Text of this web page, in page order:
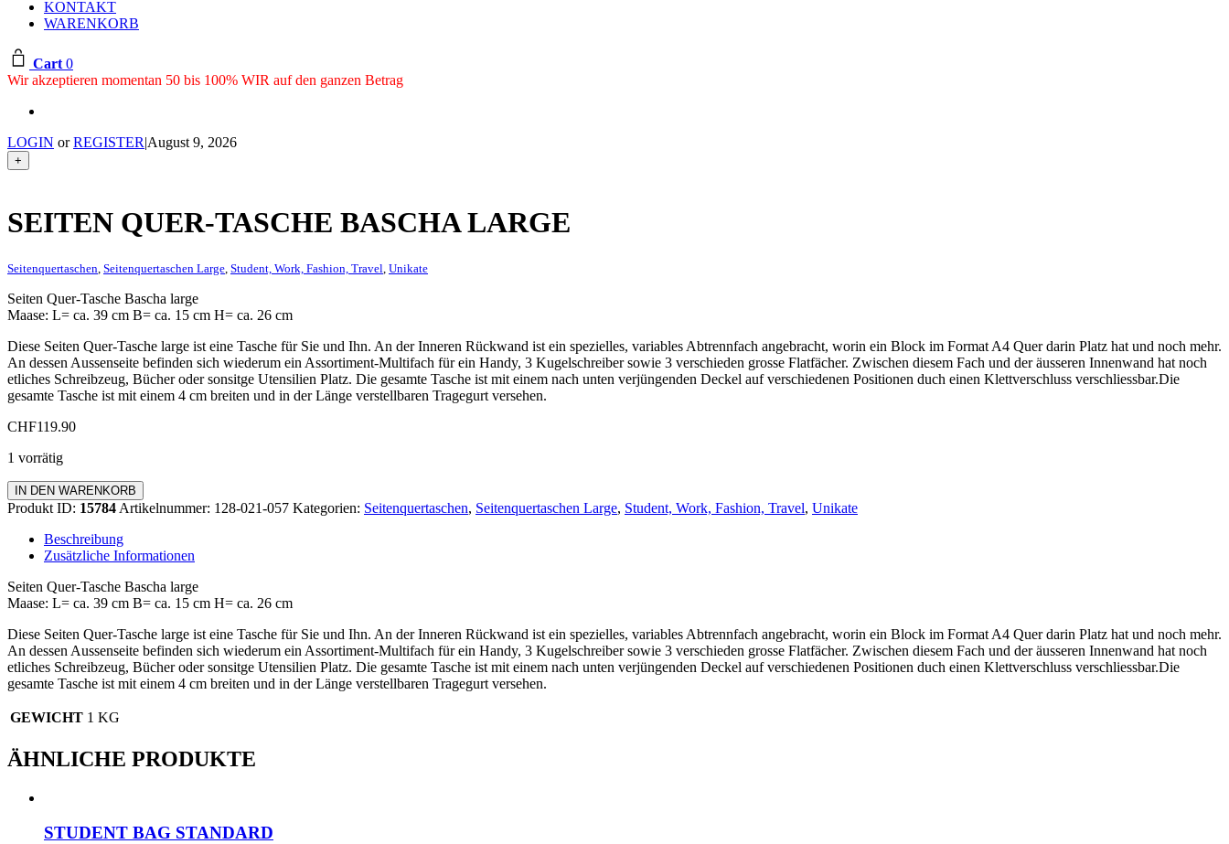
KONTAKT
WARENKORB
Cart 0
Wir akzeptieren momentan 50 bis 100% WIR auf den ganzen Betrag
LOGIN orREGISTER|August 9, 2026
+
SEITEN QUER-TASCHE BASCHA LARGE
Seitenquertaschen Seitenquertaschen Large Student, Work, Fashion, Travel Unikate
Seiten Quer-Tasche Bascha large
Maase: L= ca. 39 cm B= ca. 15 cm H= ca. 26 cm
Diese Seiten Quer-Tasche large ist eine Tasche für Sie und Ihn. An der Inneren Rückwand ist ein spezielles, variables Abtrennfach angebracht, worin ein Block im Format A4 Quer darin Platz hat und noch mehr.
An dessen Aussenseite befinden sich wiederum ein Assortiment-Multifach für ein Handy, 3 Kugelschreiber sowie 3 verschieden grosse Flatfächer. Zwischen diesem Fach und der äusseren Innenwand hat noch
etliches Schreibzeug, Bücher oder sonsitge Utensilien Platz. Die gesamte Tasche ist mit einem nach unten verjüngenden Deckel auf verschiedenen Positionen duch einen Klettverschluss verschliessbar.Die
gesamte Tasche ist mit einem 4 cm breiten und in der Länge verstellbaren Tragegurt versehen.
CHF119.90
1 vorrätig
Seiten
Quer-
Bascha
Large
IN DEN WARENKORB
Produkt ID: 15784 Artikelnummer: 128-021-057 Kategorien: Seitenquertaschen, Seitenquertaschen Large, Student, Work, Fashion, Travel, Unikate
Beschreibung
Zusätzliche Informationen
Seiten Quer-Tasche Bascha large
Maase: L= ca. 39 cm B= ca. 15 cm H= ca. 26 cm
Diese Seiten Quer-Tasche large ist eine Tasche für Sie und Ihn. An der Inneren Rückwand ist ein spezielles, variables Abtrennfach angebracht, worin ein Block im Format A4 Quer darin Platz hat und noch mehr.
An dessen Aussenseite befinden sich wiederum ein Assortiment-Multifach für ein Handy, 3 Kugelschreiber sowie 3 verschieden grosse Flatfächer. Zwischen diesem Fach und der äusseren Innenwand hat noch
etliches Schreibzeug, Bücher oder sonsitge Utensilien Platz. Die gesamte Tasche ist mit einem nach unten verjüngenden Deckel auf verschiedenen Positionen duch einen Klettverschluss verschliessbar.Die
gesamte Tasche ist mit einem 4 cm breiten und in der Länge verstellbaren Tragegurt versehen.
GEWICHT 1 KG
ÄHNLICHE PRODUKTE
STUDENT BAG STANDARD